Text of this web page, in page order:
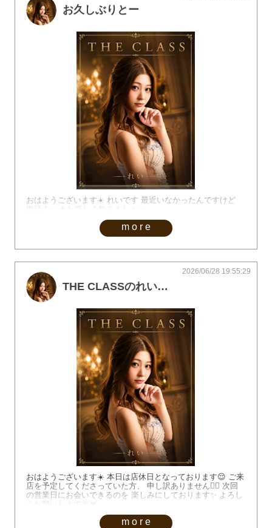
お久しぶりとー
おはようございます☀️ れいです 最近いなかったんですけど
復活！✨️ また楽しく飲みましょっ
more
THE CLASSのれいです！
2026/06/28 19:55:29
おはようございます☀️ 本日は店休日となっております😌 ご来
店を予定してくださっていた方、 申し訳ありません🙇‍♂️ 次回
の営業日にお会いできるのを 楽しみにしております✨ よろし
くお願いします🥂💓
more